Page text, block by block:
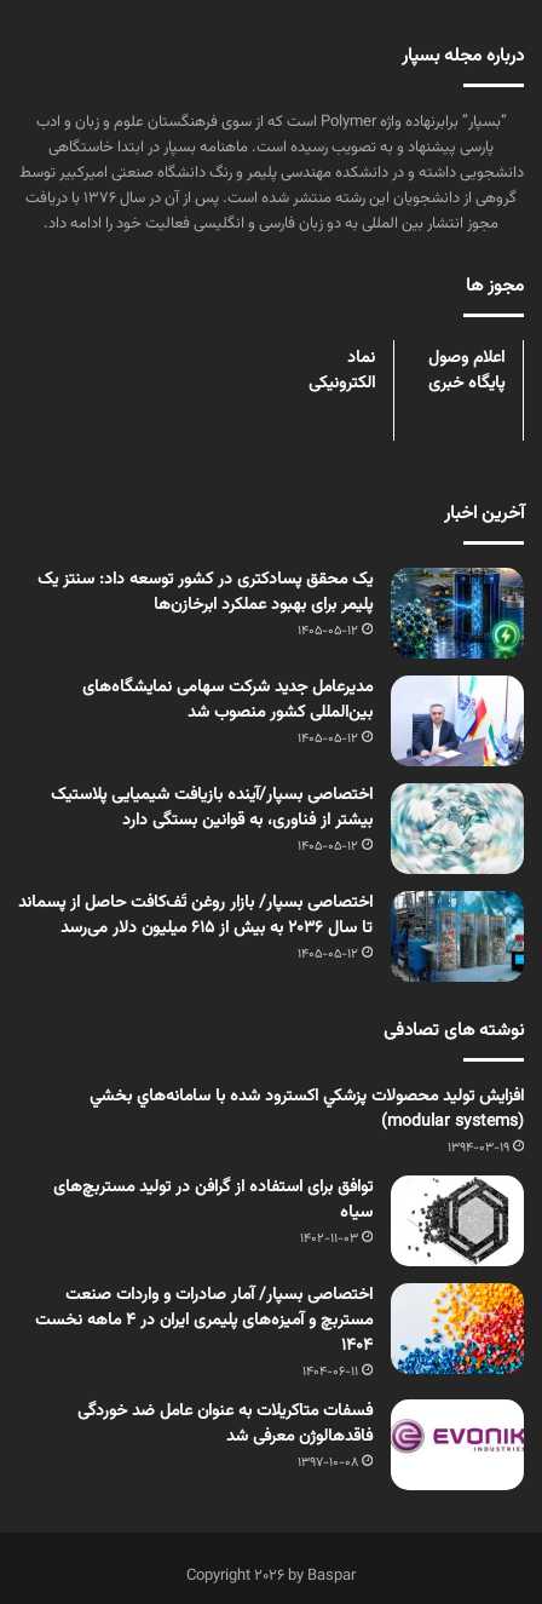
درباره مجله بسپار
“بسپار” برابرنهاده واژه Polymer است که از سوی فرهنگستان علوم و زبان و ادب
پارسی پیشنهاد و به تصویب رسیده است. ماهنامه بسپار در ابتدا خاستگاهی
دانشجویی داشته و در دانشکده مهندسی پلیمر و رنگ دانشگاه صنعتی امیرکبیر توسط
گروهی از دانشجویان این رشته منتشر شده است. پس از آن در سال ۱۳۷۶ با دریافت
مجوز انتشار بین المللی به دو زبان فارسی و انگلیسی فعالیت خود را ادامه داد.
مجوز ها
اعلام وصول
پایگاه خبری
نماد
الکترونیکی
آخرین اخبار
یک محقق پسادکتری در کشور توسعه داد: سنتز یک
پلیمر برای بهبود عملکرد ابرخازن‌ها
1405-05-12
مدیرعامل جدید شرکت سهامی نمایشگاه‌های
بین‌المللی کشور منصوب شد
1405-05-12
اختصاصی بسپار/آینده بازیافت شیمیایی پلاستیک
بیشتر از فناوری، به قوانین بستگی دارد
1405-05-12
اختصاصی بسپار/ بازار روغن تَف‌کافت حاصل از پسماند
تا سال ۲۰۳۶ به بیش از ۶۱۵ میلیون دلار می‌رسد
1405-05-12
نوشته های تصادفی
افزایش تولید محصولات پزشكي اکسترود شده با سامانه‌هاي بخشي
(modular systems)
1394-03-19
توافق برای استفاده از گرافن در تولید مستربچ‌های
سیاه
1402-11-03
اختصاصی بسپار/ آمار صادرات و واردات صنعت
مستربچ و آمیزه‌های پلیمری ایران در 4 ماهه نخست
1404
1404-06-11
فسفات متاکریلات به عنوان عامل ضد خوردگی
فاقدهالوژن معرفی شد
1397-10-08
Copyright 2026 by Baspar